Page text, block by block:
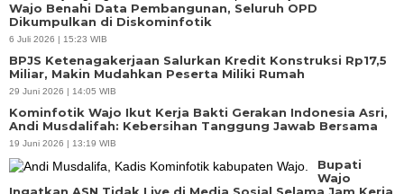
Wajo Benahi Data Pembangunan, Seluruh OPD
Dikumpulkan di Diskominfotik
6 Juli 2026 | 15:23 WIB
BPJS Ketenagakerjaan Salurkan Kredit Konstruksi Rp17,5
Miliar, Makin Mudahkan Peserta Miliki Rumah
29 Juni 2026 | 14:05 WIB
Kominfotik Wajo Ikut Kerja Bakti Gerakan Indonesia Asri,
Andi Musdalifah: Kebersihan Tanggung Jawab Bersama
19 Juni 2026 | 13:19 WIB
Bupati
Wajo